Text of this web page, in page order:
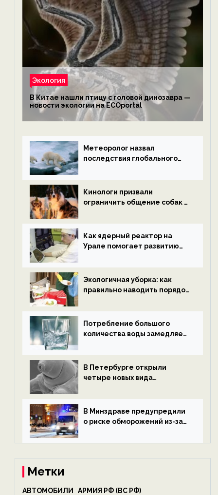
Экология
В Китае нашли птицу с головой динозавра —
новости экологии на ECOportal
Метеоролог назвал
последствия глобального
ECOportal
Кинологи призвали
ограничить общение собак с
ECOportal
Как ядерный реактор на
Урале помогает развитию
ECOportal
Экологичная уборка: как
правильно наводить порядок
Потребление большого
количества воды замедляет
В Петербурге открыли
четыре новых вида
экологии на ECOportal
В Минздраве предупредили
о риске обморожений из-за
на ECOportal
Метки
АВТОМОБИЛИ АРМИЯ РФ (ВС РФ)